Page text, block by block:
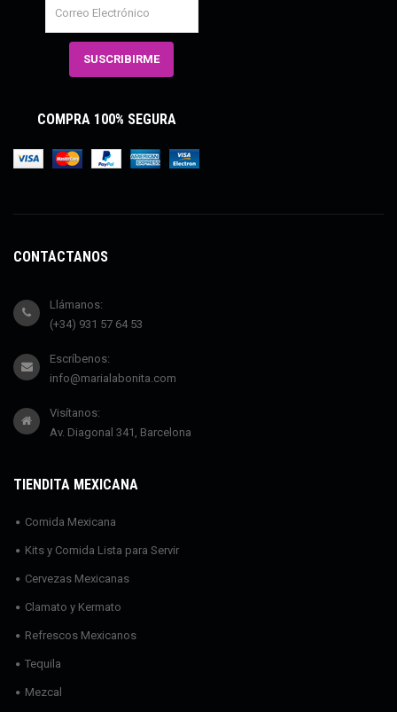
COMPRA 100% SEGURA
CONTÁCTANOS
Llámanos:
(+34) 931 57 64 53
Escríbenos:
info@marialabonita.com
Visítanos:
Av. Diagonal 341, Barcelona
TIENDITA MEXICANA
Comida Mexicana
Kits y Comida Lista para Servir
Cervezas Mexicanas
Clamato y Kermato
Refrescos Mexicanos
Tequila
Mezcal